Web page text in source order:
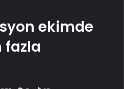
ekimde
fazla